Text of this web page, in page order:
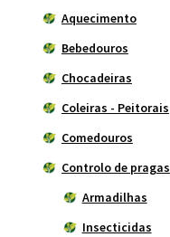
Aquecimento
Bebedouros
Chocadeiras
Coleiras - Peitorais
Comedouros
Controlo de pragas
Armadilhas
Insecticidas